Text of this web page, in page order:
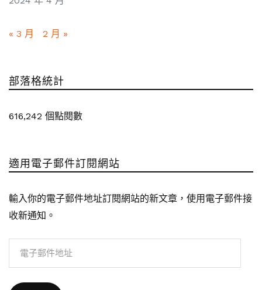
« 3 月 2 月 »
部落格統計
616,242 個點閱數
適用電子郵件訂閱網站
輸入你的電子郵件地址訂閱網站的新文章，使用電子郵件接
收新通知。